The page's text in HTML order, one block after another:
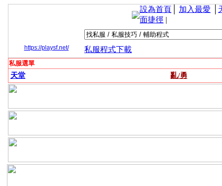
https://playsf.net/
設為首頁 加入最愛
面捷徑 |
私服程式下載
私服選單
天堂 亂/勇